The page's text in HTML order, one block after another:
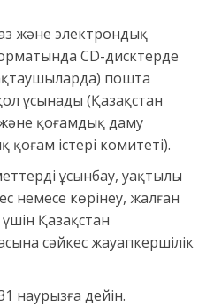
және электрондық
CD-дисктерде
пошта
ұсынады (Қазақстан
қоғамдық даму
қоғам істері комитеті).
ұсынбау, уақтылы
немесе көрінеу, жалған
Қазақстан
сәйкес жауапкершілік
наурызға дейін.